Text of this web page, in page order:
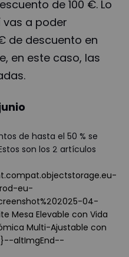
de 100 €. Lo
vas a poder
de descuento en
en este caso, las
de hasta el 50 % se
son los 2 artículos
eu-
04-
Mesa Elevable con Vida
Multi-Ajustable con
altImgEnd--